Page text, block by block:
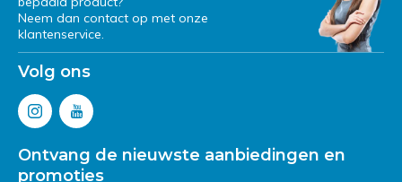
Neem dan contact op met onze
klantenservice.
Volg ons
Ontvang de nieuwste aanbiedingen en
promoties